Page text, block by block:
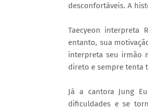
desconfortáveis. A
Taecyeon interpreta
entanto, sua
interpreta seu irmão
direto e sempre tenta
Já a cantora Jung
dificuldades e se